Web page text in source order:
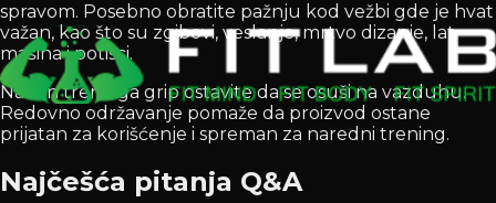
spravom. Posebno obratite pažnju kod vežbi gde je hvat
važan, kao što su zgibovi, veslanje, mrtvo dizanje, lat
mašina i potisci.
Nakon treninga grip ostavite da se osuši na vazduhu.
Redovno održavanje pomaže da proizvod ostane
prijatan za korišćenje i spreman za naredni trening.
Najčešća pitanja Q&A